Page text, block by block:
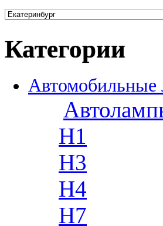
Категории
H1
H3
H4
H7